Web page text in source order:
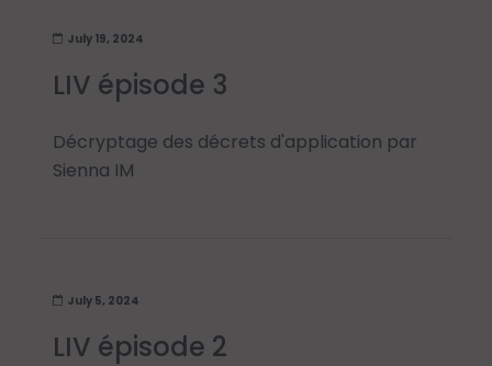
LIV épisode 3
Décryptage des décrets d'application par
Sienna IM
July 19, 2024
LIV épisode 2
July 5, 2024